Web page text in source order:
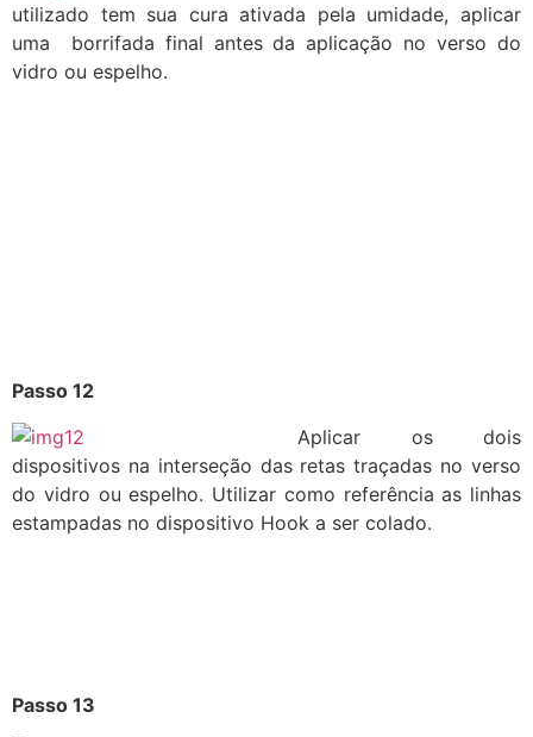
utilizado tem sua cura ativada pela umidade, aplicar
uma borrifada final antes da aplicação no verso do
vidro ou espelho.
Passo 12
Aplicar os dois
dispositivos na interseção das retas traçadas no verso
do vidro ou espelho. Utilizar como referência as linhas
estampadas no dispositivo Hook a ser colado.
Passo 13